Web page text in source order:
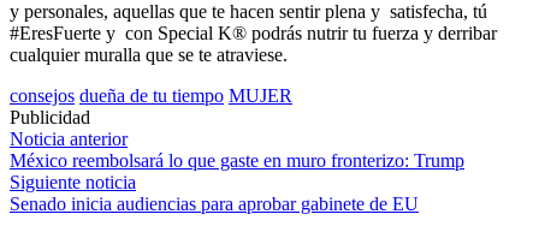
y personales, aquellas que te hacen sentir plena y satisfecha, tú
#EresFuerte y con Special K® podrás nutrir tu fuerza y derribar
cualquier muralla que se te atraviese.
consejos dueña de tu tiempo MUJER
Publicidad
Navegación
de
entradas
Noticia anterior
México reembolsará lo que gaste en muro fronterizo: Trump
Siguiente noticia
Senado inicia audiencias para aprobar gabinete de EU